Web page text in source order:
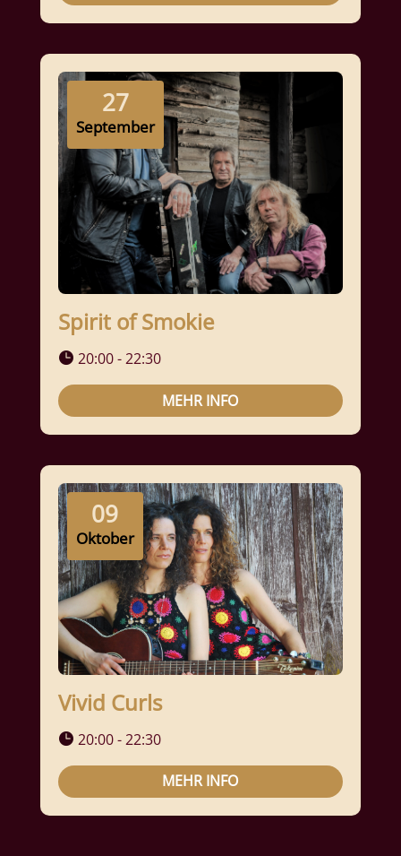
27
September
Spirit of Smokie
20:00 - 22:30
MEHR INFO
09
Oktober
Vivid Curls
20:00 - 22:30
MEHR INFO